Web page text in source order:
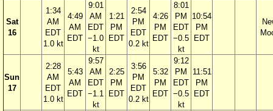
Sat
16
1:34
AM
EDT
1.0 kt
4:49
AM
EDT
9:01
AM
EDT
−1.0
kt
1:21
PM
EDT
2:54
PM
EDT
0.2 kt
4:26
PM
EDT
8:01
PM
EDT
−0.5
kt
10:54
PM
EDT
Sun
17
2:28
AM
EDT
1.0 kt
5:43
AM
EDT
9:57
AM
EDT
−1.1
kt
2:25
PM
EDT
3:56
PM
EDT
0.2 kt
5:32
PM
EDT
9:12
PM
EDT
−0.5
kt
11:51
PM
EDT